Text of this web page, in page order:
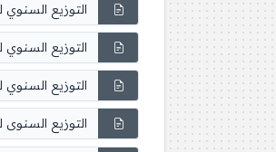
التوزيع السنوي
التوزيع السنوي
التوزيع السنوي
التوزيع السنوى